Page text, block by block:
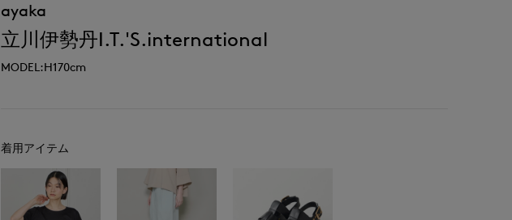
ayaka
立川伊勢丹I.T.'S.international
MODEL:H170cm
着用アイテム